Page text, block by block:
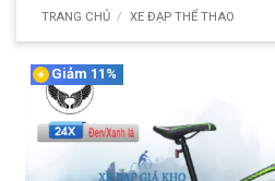
TRANG CHỦ / XE ĐẠP THỂ THAO
Giảm 11%